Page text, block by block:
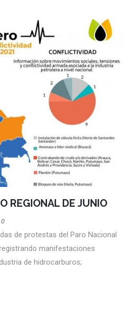
REGIONAL DE JUNIO
0
de protestas del Paro Nacional
manifestaciones
de hidrocarburos;